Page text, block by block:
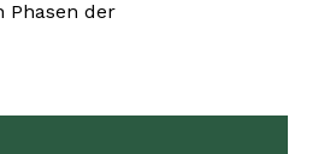
Phasen der